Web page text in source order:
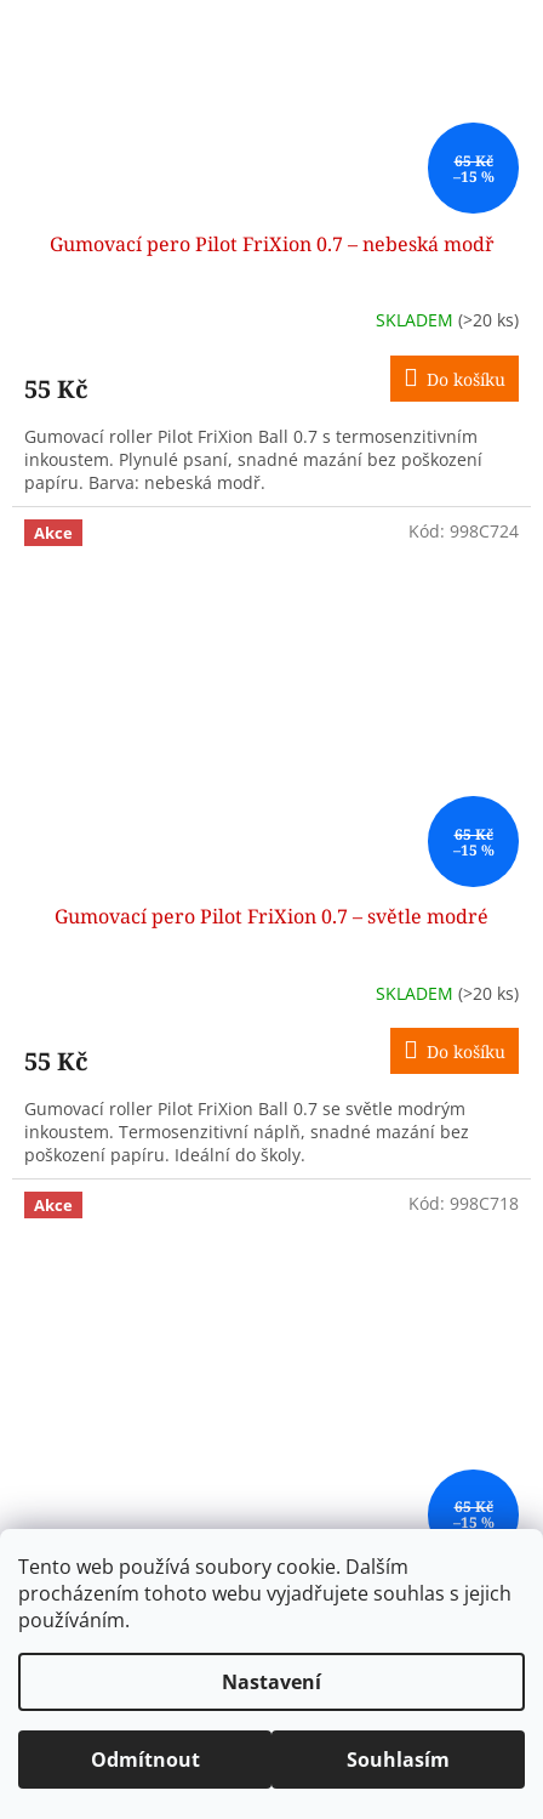
Tento web používá soubory cookie. Dalším
procházením tohoto webu vyjadřujete souhlas s jejich
používáním.
Nastavení
Odmítnout Souhlasím
65 Kč
–15 %
Gumovací pero Pilot FriXion 0.7 – nebeská modř
SKLADEM (>20 ks)
55 Kč Do košíku
Gumovací roller Pilot FriXion Ball 0.7 s termosenzitivním
inkoustem. Plynulé psaní, snadné mazání bez poškození
papíru. Barva: nebeská modř.
Akce
65 Kč
–15 %
Gumovací pero Pilot FriXion 0.7 – světle modré
SKLADEM (>20 ks)
55 Kč Do košíku
Gumovací roller Pilot FriXion Ball 0.7 se světle modrým
inkoustem. Termosenzitivní náplň, snadné mazání bez
poškození papíru. Ideální do školy.
Kód: 998C724
Akce
65 Kč
–15 %
Gumovací pero Pilot 0,7 Frixion Ball - červená
55 Kč Do košíku
Bez problémů: Napište rollerem Pilot FriXion Ball se
Kód: 998C718